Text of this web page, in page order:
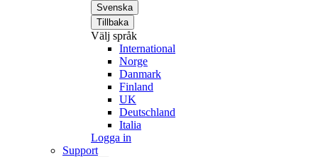
Svenska
Tillbaka
Välj språk
International
Norge
Danmark
Finland
UK
Deutschland
Italia
Logga in
Support